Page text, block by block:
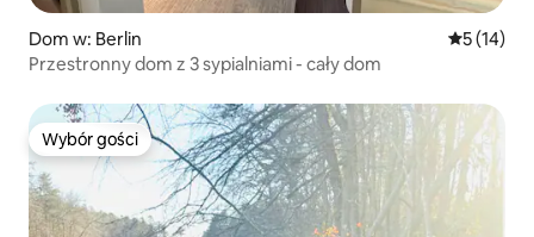
Dom w: Berlin Średnia
5 (14)
Przestronny dom z 3 sypialniami - cały dom
Wybór gości
Wybór gości